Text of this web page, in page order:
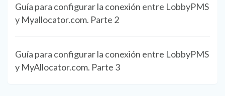
Guía para configurar la conexión entre LobbyPMS
y Myallocator.com. Parte 2
Guía para configurar la conexión entre LobbyPMS
y MyAllocator.com. Parte 3